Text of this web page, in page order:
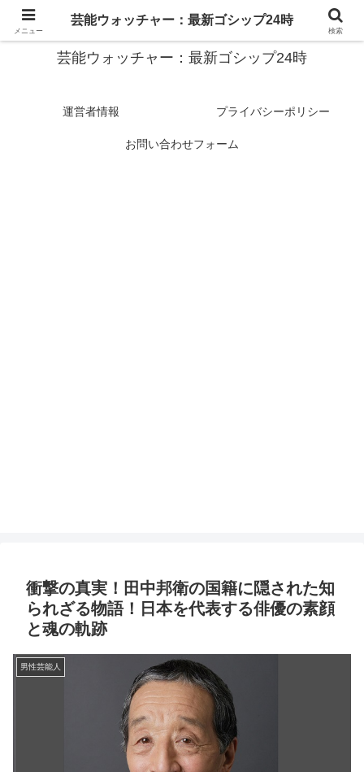
スターたちの裏側を徹底追跡！話題のゴシップがここに集結
芸能ウォッチャー：最新ゴシップ24時
運営者情報 プライバシーポリシー
お問い合わせフォーム
衝撃の真実！田中邦衛の国籍に隠された知
られざる物語！日本を代表する俳優の素顔
と魂の軌跡
男性芸能人
メニュー
芸能ウォッチャー：最新ゴシップ24時
検索